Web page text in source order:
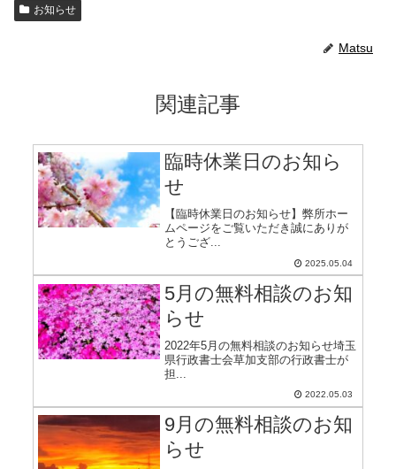
お知らせ
Matsu
関連記事
臨時休業日のお知ら
せ
【臨時休業日のお知らせ】弊所ホー
ムページをご覧いただき誠にありが
とうござ...
2025.05.04
5月の無料相談のお知
らせ
2022年5月の無料相談のお知らせ埼玉
県行政書士会草加支部の行政書士が
担...
2022.05.03
9月の無料相談のお知
らせ